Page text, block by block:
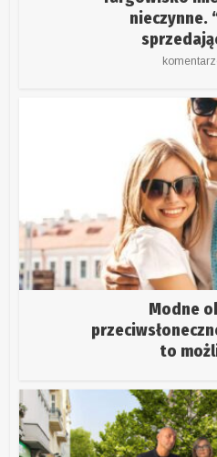
nieczynne.
Modne
to